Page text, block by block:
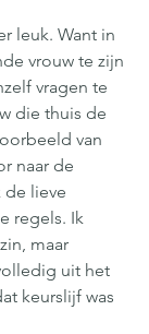
leuk. Want in
vrouw te zijn
vragen te
die thuis de
van
naar de
de lieve
regels. Ik
maar
uit het
keurslijf was